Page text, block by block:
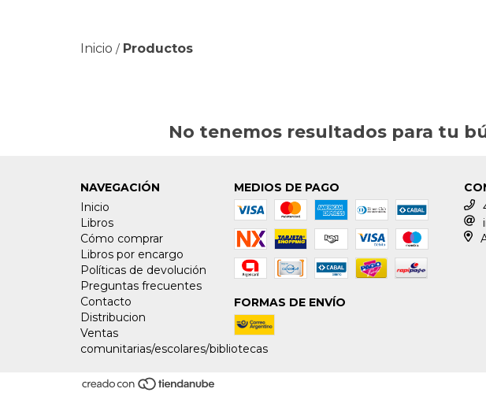
Inicio / Productos
No tenemos resultados para tu
NAVEGACIÓN
Inicio
Libros
Cómo comprar
Libros por encargo
Políticas de devolución
Preguntas frecuentes
Contacto
Distribucion
Ventas
comunitarias/escolares/bibliotecas
MEDIOS DE PAGO
FORMAS DE ENVÍO